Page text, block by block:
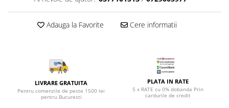
Top saltele memory 5 cm
Top saltele MemoHR 6.5 cm
Saltele cu spuma
Mese bucatarie
Seturi mese si scaune bucatarie
Mobila hol
Adauga la Favorite Cere informatii
LIVRARE GRATUITA
Pentru comenzile de peste 1500 lei
pentru Bucuresti
PLATA IN RATE
5 x RATE cu 0% dobanda Prin
cardurile de credit